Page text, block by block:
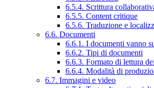
6.5.4. Scrittura
6.5.5. Content critique
6.5.6. Traduzione e
6.6. Documenti
6.6.1. I documenti vanno
6.6.2. Tipi di documenti
6.6.3. Formato di lettura
6.6.4. Modalità di
6.7. Immagini e video